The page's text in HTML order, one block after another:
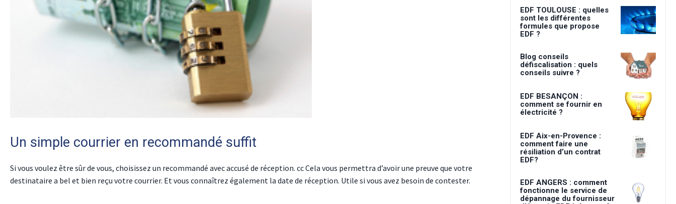
Un simple courrier en recommandé suffit
Si vous voulez être sûr de vous, choisissez un recommandé avec accusé de réception. cc Cela vous permettra d’avoir une preuve que votre
destinataire a bel et bien reçu votre courrier. Et vous connaîtrez également la date de réception. Utile si vous avez besoin de contester.
EDF TOULOUSE : quelles
sont les différentes
formules que propose
EDF ?
Blog conseils
défiscalisation : quels
conseils suivre ?
EDF BESANÇON :
comment se fournir en
électricité ?
EDF Aix-en-Provence :
comment faire une
résiliation d’un contrat
EDF?
EDF ANGERS : comment
fonctionne le service de
dépannage du fournisseur